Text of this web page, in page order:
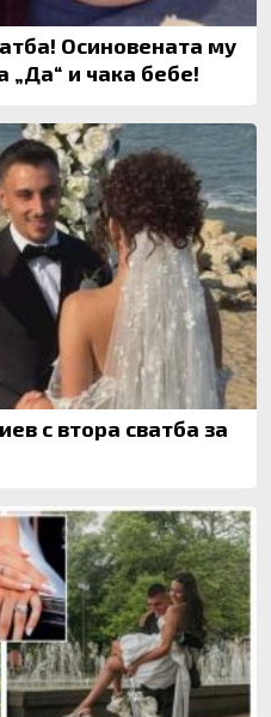
Осиновената му
„Да“ и чака бебе!
с втора сватба за